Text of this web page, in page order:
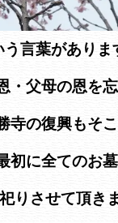
言葉があり
・父母の恩を
寺の復興もそ
初に全てのお
りさせて頂き